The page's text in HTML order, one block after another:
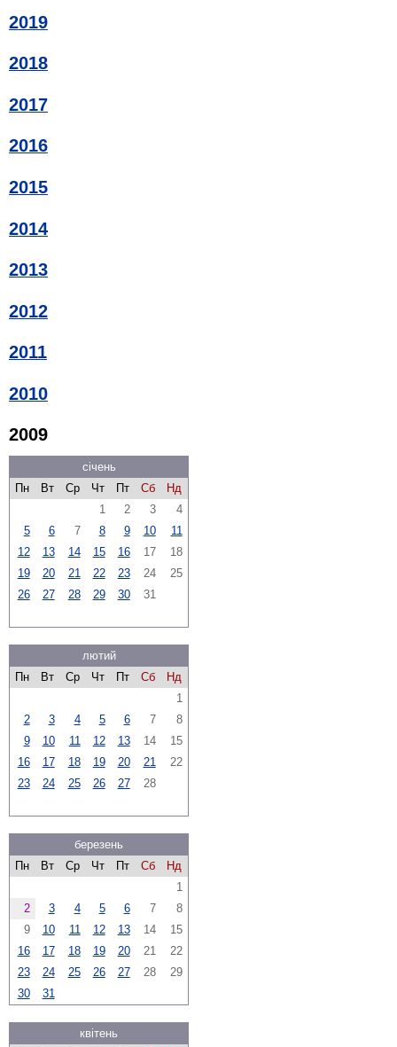
2019
2018
2017
2016
2015
2014
2013
2012
2011
2010
2009
січень
Пн
Вт Ср Чт Пт Сб
Нд
1
2 3
4
5
6 7 8 9 10
11
12
13 14 15 16 17
18
19
20 21 22 23 24
25
26
27 28 29 30 31
лютий
Пн
Вт Ср Чт Пт Сб
Нд
1
2
3 4 5 6 7
8
9
10 11 12 13 14
15
16
17 18 19 20 21
22
23
24 25 26 27 28
березень
Пн
Вт Ср Чт Пт Сб
Нд
1
2
3 4 5 6 7
8
9
10 11 12 13 14
15
16
17 18 19 20 21
22
23
24 25 26 27 28
29
30
31
квітень